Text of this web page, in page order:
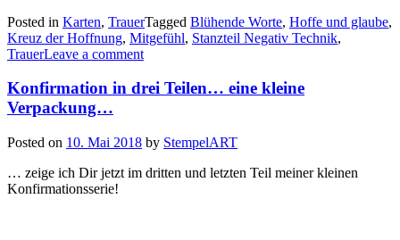
Posted in Karten, TrauerTagged Blühende Worte, Hoffe und glaube,
Kreuz der Hoffnung, Mitgefühl, Stanzteil Negativ Technik,
TrauerLeave a comment
Konfirmation in drei Teilen… eine kleine
Verpackung…
Posted on 10. Mai 2018 by StempelART
… zeige ich Dir jetzt im dritten und letzten Teil meiner kleinen
Konfirmationsserie!